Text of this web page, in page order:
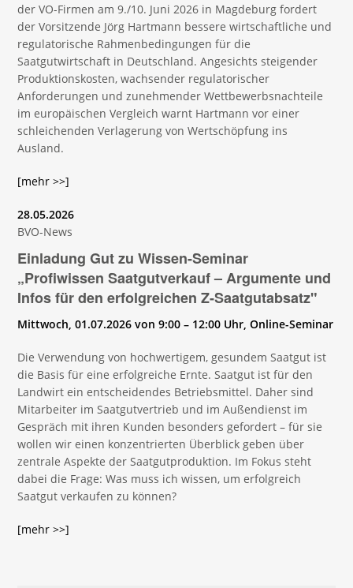
der VO-Firmen am 9./10. Juni 2026 in Magdeburg fordert
der Vorsitzende Jörg Hartmann bessere wirtschaftliche und
regulatorische Rahmenbedingungen für die
Saatgutwirtschaft in Deutschland. Angesichts steigender
Produktionskosten, wachsender regulatorischer
Anforderungen und zunehmender Wettbewerbsnachteile
im europäischen Vergleich warnt Hartmann vor einer
schleichenden Verlagerung von Wertschöpfung ins
Ausland.
[mehr >>]
28.05.2026
BVO-News
Einladung Gut zu Wissen-Seminar
„Profiwissen Saatgutverkauf – Argumente und
Infos für den erfolgreichen Z-Saatgutabsatz"
Mittwoch, 01.07.2026 von 9:00 – 12:00 Uhr, Online-Seminar
Die Verwendung von hochwertigem, gesundem Saatgut ist
die Basis für eine erfolgreiche Ernte. Saatgut ist für den
Landwirt ein entscheidendes Betriebsmittel. Daher sind
Mitarbeiter im Saatgutvertrieb und im Außendienst im
Gespräch mit ihren Kunden besonders gefordert – für sie
wollen wir einen konzentrierten Überblick geben über
zentrale Aspekte der Saatgutproduktion. Im Fokus steht
dabei die Frage: Was muss ich wissen, um erfolgreich
Saatgut verkaufen zu können?
[mehr >>]